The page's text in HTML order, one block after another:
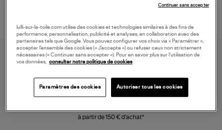
à partir de 150 € d'achat*
lulli-sur-la-toile.com utilise des cookies et technologies similaires à des fins de
performance, personnalisation, publicité et analyses, en collaboration avec des
partenaires tels que Google. Vous pouvez configurer vos choix via « Paramétrer »,
accepter l’ensemble des cookies (« J’accepte ») ou refuser ceux non strictement
nécessaires (« Continuer sans accepter »). Pour en savoir plus sur l’utilisation de
vos données, consulter notre politique de cookies
Paramètres des cookies Autoriser tous les cookies
Continuer sans accepter